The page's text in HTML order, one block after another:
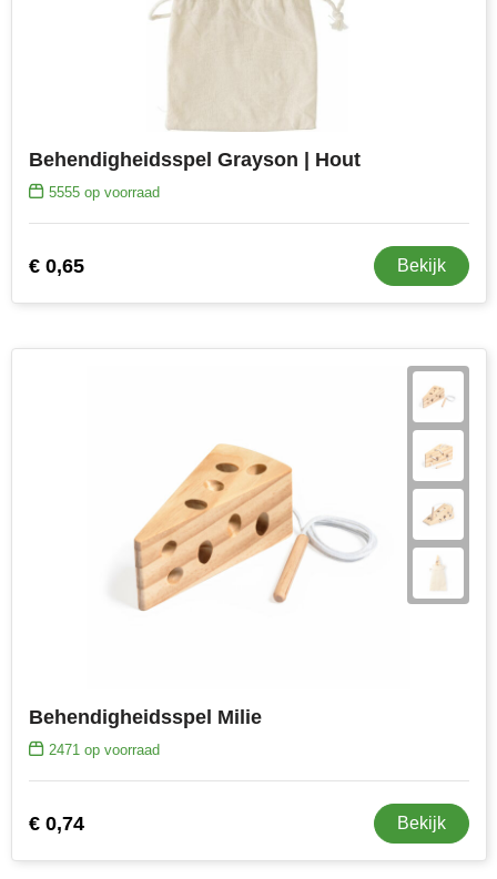
Behendigheidsspel Grayson | Hout
5555op voorraad
€ 0,65 Bekijk
Behendigheidsspel Milie
2471op voorraad
€ 0,74 Bekijk